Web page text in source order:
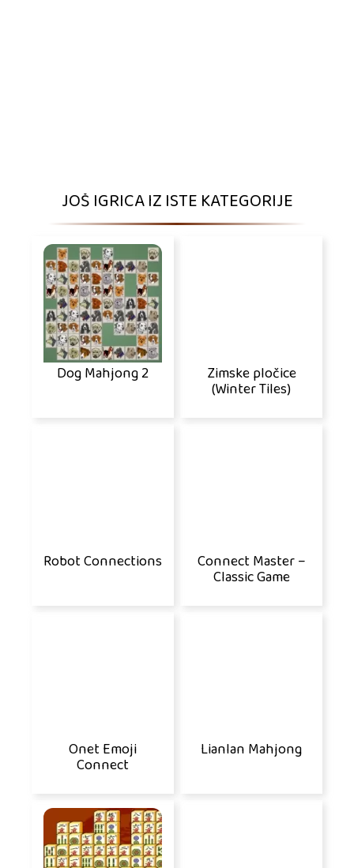
JOŠ IGRICA IZ ISTE KATEGORIJE
Dog Mahjong 2 Zimske pločice
(Winter Tiles)
Robot Connections Connect Master –
Classic Game
Onet Emoji
Connect
Lianlan Mahjong